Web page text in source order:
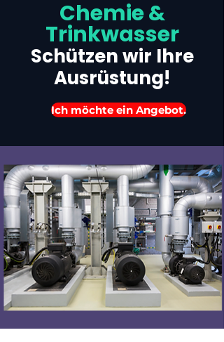
Chemie &
Trinkwasser
Schützen wir Ihre
Ausrüstung!
Ich möchte ein Angebot.